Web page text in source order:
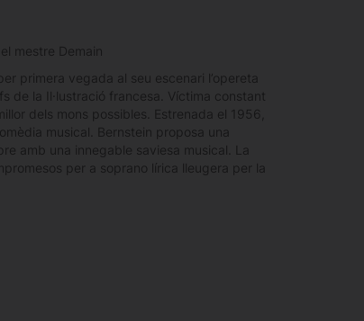
mestre Demain
primera vegada al seu escenari l’opereta
de la Il·lustració francesa. Víctima constant
dels mons possibles. Estrenada el 1956,
musical. Bernstein proposa una
amb una innegable saviesa musical. La
per a soprano lírica lleugera per la